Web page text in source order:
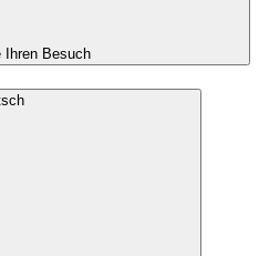
Ihren Besuch